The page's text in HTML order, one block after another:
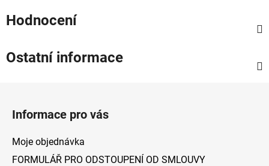
Hodnocení
Ostatní informace
Informace pro vás
Moje objednávka
FORMULÁŘ PRO ODSTOUPENÍ OD SMLOUVY